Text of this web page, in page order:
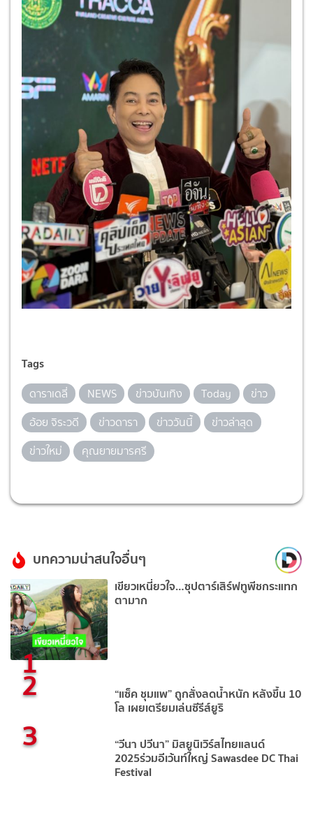
Tags
ดาราเดลี่ NEWS ข่าวบันเทิง Today
ข่าว
อ้อย จิระวดี
ข่าวดารา ข่าววันนี้
ข่าวล่าสุด
ข่าวใหม่
คุณยายมารศรี
บทความน่าสนใจอื่นๆ
1
เขียวเหนี่ยวใจ…ซุปตาร์เสิร์ฟทูพีชกระแทก
ตามาก
2 “แซ็ค ชุมแพ” ถูกสั่งลดน้ำหนัก หลังขึ้น 10
โล เผยเตรียมเล่นซีรีส์ยูริ
3 “วีนา ปวีนา” มิสยูนิเวิร์สไทยแลนด์
2025ร่วมอีเว้นท์ใหญ่ Sawasdee DC Thai
Festival